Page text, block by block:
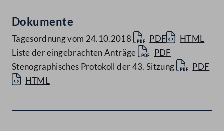
Dokumente
Tagesordnung vom 24.10.2018 PDF
HTML
Liste der eingebrachten Anträge
PDF
Stenographisches Protokoll der 43. Sitzung
PDF
HTML